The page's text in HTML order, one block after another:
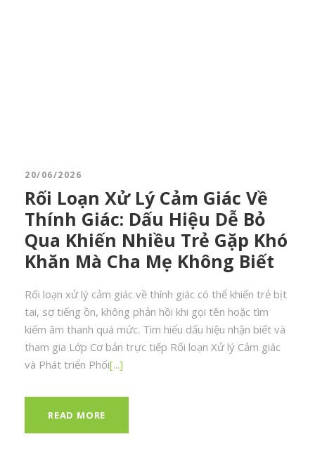
20/06/2026
Rối Loạn Xử Lý Cảm Giác Về
Thính Giác: Dấu Hiệu Dễ Bỏ
Qua Khiến Nhiều Trẻ Gặp Khó
Khăn Mà Cha Mẹ Không Biết
Rối loạn xử lý cảm giác về thính giác có thể khiến trẻ bịt
tai, sợ tiếng ồn, không phản hồi khi gọi tên hoặc tìm
kiếm âm thanh quá mức. Tìm hiểu dấu hiệu nhận biết và
tham gia Lớp Cơ bản trực tiếp Rối loạn Xử lý Cảm giác
và Phát triển Phối[...]
READ MORE